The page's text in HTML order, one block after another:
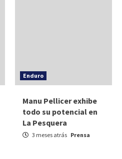
Enduro
Manu Pellicer exhibe
todo su potencial en
La Pesquera
3 meses atrás Prensa